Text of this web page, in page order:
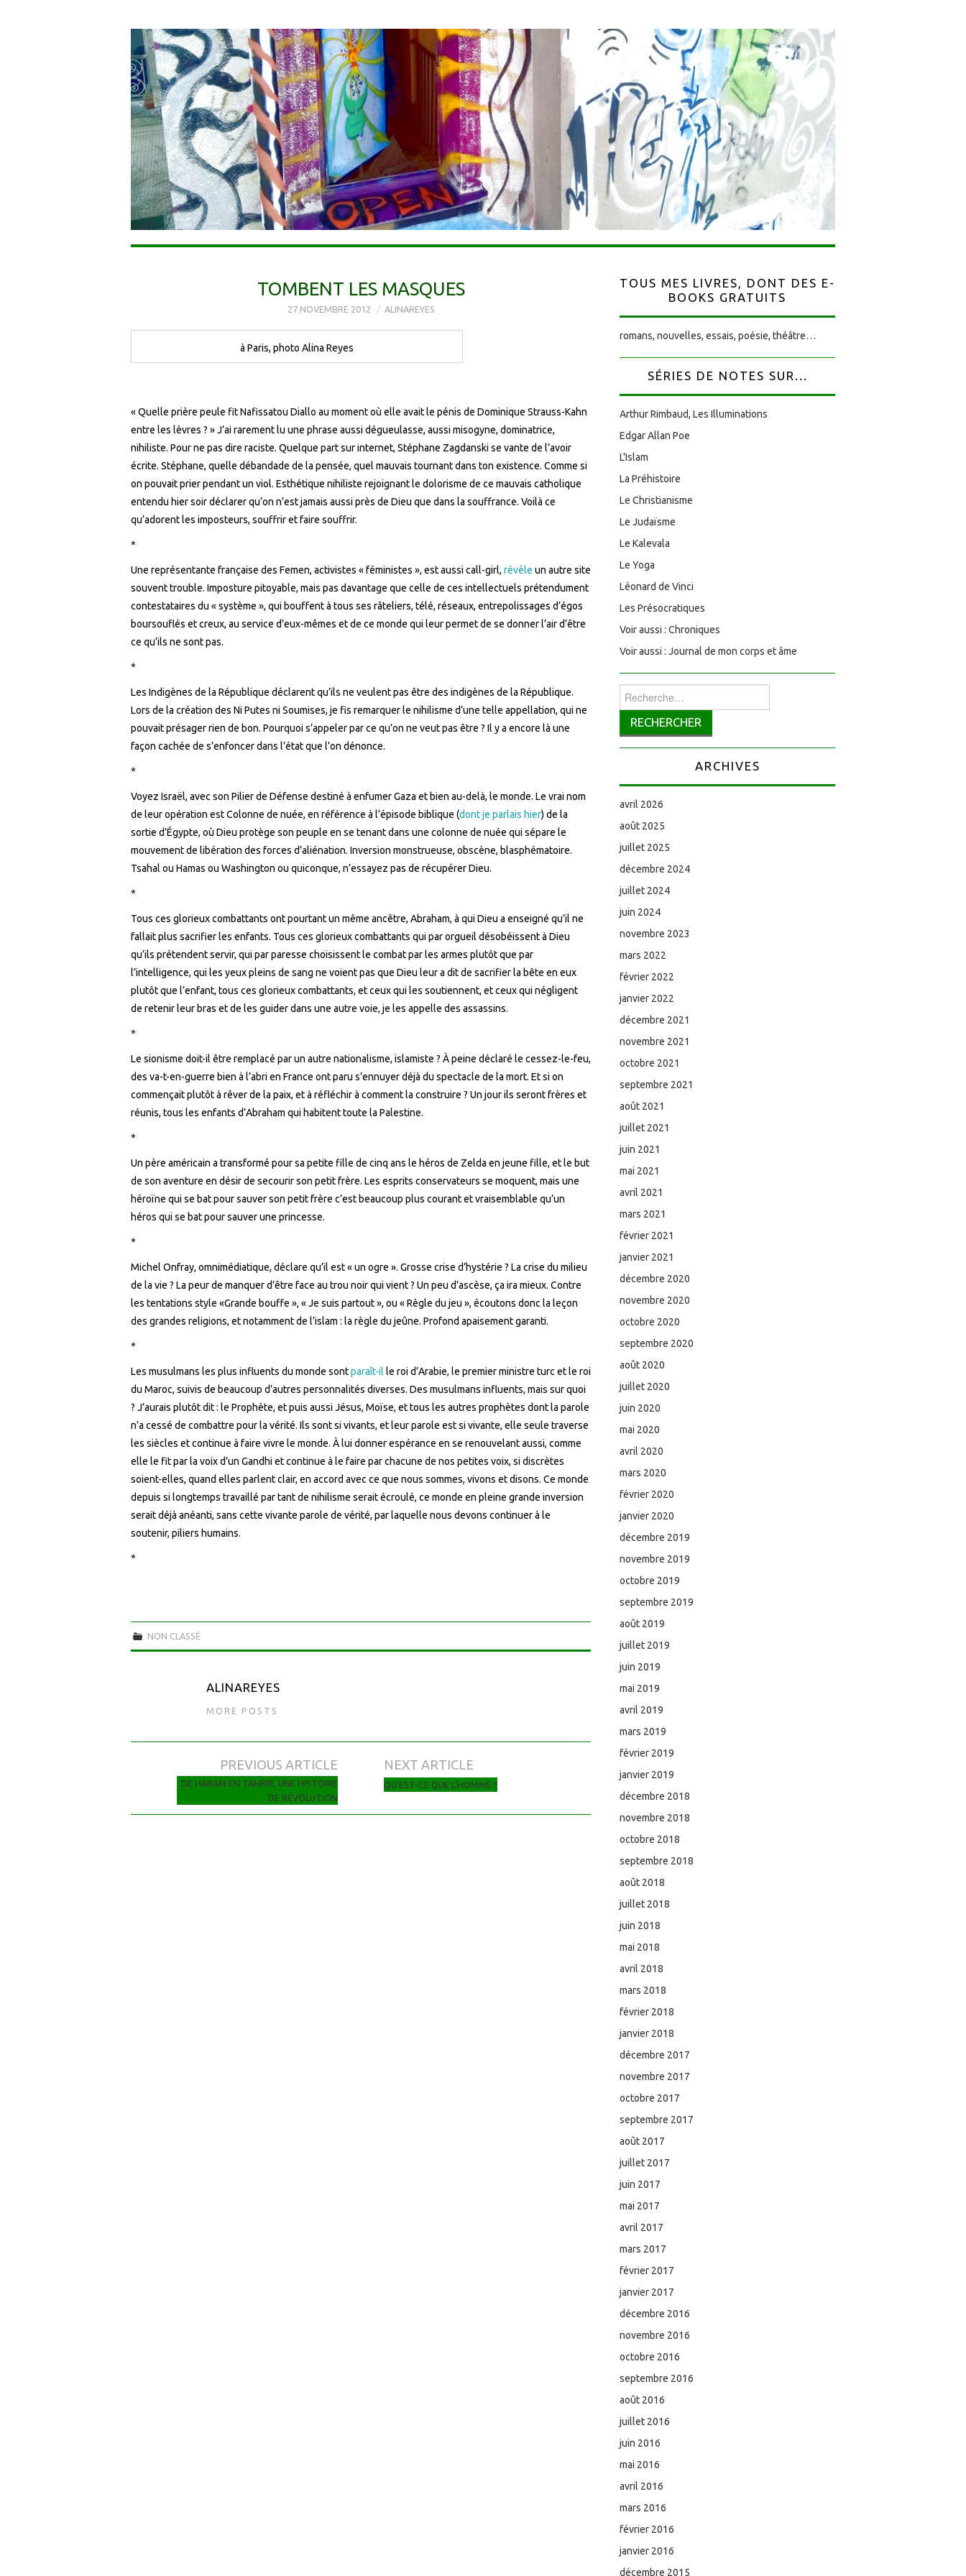
TOMBENT LES MASQUES
27 NOVEMBRE 2012 ALINAREYES
à Paris, photo Alina Reyes
« Quelle prière peule fit Nafissatou Diallo au moment où elle avait le pénis de Dominique Strauss-Kahn
entre les lèvres ? » J’ai rarement lu une phrase aussi dégueulasse, aussi misogyne, dominatrice,
nihiliste. Pour ne pas dire raciste. Quelque part sur internet, Stéphane Zagdanski se vante de l’avoir
écrite. Stéphane, quelle débandade de la pensée, quel mauvais tournant dans ton existence. Comme si
on pouvait prier pendant un viol. Esthétique nihiliste rejoignant le dolorisme de ce mauvais catholique
entendu hier soir déclarer qu’on n’est jamais aussi près de Dieu que dans la souffrance. Voilà ce
qu’adorent les imposteurs, souffrir et faire souffrir.
*
Une représentante française des Femen, activistes « féministes », est aussi call-girl, révèle un autre site
souvent trouble. Imposture pitoyable, mais pas davantage que celle de ces intellectuels prétendument
contestataires du « système », qui bouffent à tous ses râteliers, télé, réseaux, entrepolissages d’égos
boursouflés et creux, au service d’eux-mêmes et de ce monde qui leur permet de se donner l’air d’être
ce qu’ils ne sont pas.
*
Les Indigènes de la République déclarent qu’ils ne veulent pas être des indigènes de la République.
Lors de la création des Ni Putes ni Soumises, je fis remarquer le nihilisme d’une telle appellation, qui ne
pouvait présager rien de bon. Pourquoi s’appeler par ce qu’on ne veut pas être ? Il y a encore là une
façon cachée de s’enfoncer dans l’état que l’on dénonce.
*
Voyez Israël, avec son Pilier de Défense destiné à enfumer Gaza et bien au-delà, le monde. Le vrai nom
de leur opération est Colonne de nuée, en référence à l’épisode biblique (dont je parlais hier) de la
sortie d’Égypte, où Dieu protège son peuple en se tenant dans une colonne de nuée qui sépare le
mouvement de libération des forces d’aliénation. Inversion monstrueuse, obscène, blasphématoire.
Tsahal ou Hamas ou Washington ou quiconque, n’essayez pas de récupérer Dieu.
*
Tous ces glorieux combattants ont pourtant un même ancêtre, Abraham, à qui Dieu a enseigné qu’il ne
fallait plus sacrifier les enfants. Tous ces glorieux combattants qui par orgueil désobéissent à Dieu
qu’ils prétendent servir, qui par paresse choisissent le combat par les armes plutôt que par
l’intelligence, qui les yeux pleins de sang ne voient pas que Dieu leur a dit de sacrifier la bête en eux
plutôt que l’enfant, tous ces glorieux combattants, et ceux qui les soutiennent, et ceux qui négligent
de retenir leur bras et de les guider dans une autre voie, je les appelle des assassins.
*
Le sionisme doit-il être remplacé par un autre nationalisme, islamiste ? À peine déclaré le cessez-le-feu,
des va-t-en-guerre bien à l’abri en France ont paru s’ennuyer déjà du spectacle de la mort. Et si on
commençait plutôt à rêver de la paix, et à réfléchir à comment la construire ? Un jour ils seront frères et
réunis, tous les enfants d’Abraham qui habitent toute la Palestine.
*
Un père américain a transformé pour sa petite fille de cinq ans le héros de Zelda en jeune fille, et le but
de son aventure en désir de secourir son petit frère. Les esprits conservateurs se moquent, mais une
héroïne qui se bat pour sauver son petit frère c’est beaucoup plus courant et vraisemblable qu’un
héros qui se bat pour sauver une princesse.
*
Michel Onfray, omnimédiatique, déclare qu’il est « un ogre ». Grosse crise d’hystérie ? La crise du milieu
de la vie ? La peur de manquer d’être face au trou noir qui vient ? Un peu d’ascèse, ça ira mieux. Contre
les tentations style «Grande bouffe », « Je suis partout », ou « Règle du jeu », écoutons donc la leçon
des grandes religions, et notamment de l’islam : la règle du jeûne. Profond apaisement garanti.
*
Les musulmans les plus influents du monde sontparaît-il le roi d’Arabie, le premier ministre turc et le roi
du Maroc, suivis de beaucoup d’autres personnalités diverses. Des musulmans influents, mais sur quoi
? J’aurais plutôt dit : le Prophète, et puis aussi Jésus, Moïse, et tous les autres prophètes dont la parole
n’a cessé de combattre pour la vérité. Ils sont si vivants, et leur parole est si vivante, elle seule traverse
les siècles et continue à faire vivre le monde. À lui donner espérance en se renouvelant aussi, comme
elle le fit par la voix d’un Gandhi et continue à le faire par chacune de nos petites voix, si discrètes
soient-elles, quand elles parlent clair, en accord avec ce que nous sommes, vivons et disons. Ce monde
depuis si longtemps travaillé par tant de nihilisme serait écroulé, ce monde en pleine grande inversion
serait déjà anéanti, sans cette vivante parole de vérité, par laquelle nous devons continuer à le
soutenir, piliers humains.
*
NON CLASSÉ
ALINAREYES
MORE POSTS
Navigation des articles
PREVIOUS ARTICLE
DE HARAM EN TAHRIR, UNE HISTOIRE
DE RÉVOLUTION
NEXT ARTICLE
QU’EST-CE QUE L’HOMME ?
TOUS MES LIVRES, DONT DES E-
BOOKS GRATUITS
romans, nouvelles, essais, poésie, théâtre…
SÉRIES DE NOTES SUR...
Arthur Rimbaud, Les Illuminations
Edgar Allan Poe
L'Islam
La Préhistoire
Le Christianisme
Le Judaïsme
Le Kalevala
Le Yoga
Léonard de Vinci
Les Présocratiques
Voir aussi : Chroniques
Voir aussi : Journal de mon corps et âme
Rechercher :
ARCHIVES
avril 2026
août 2025
juillet 2025
décembre 2024
juillet 2024
juin 2024
novembre 2023
mars 2022
février 2022
janvier 2022
décembre 2021
novembre 2021
octobre 2021
septembre 2021
août 2021
juillet 2021
juin 2021
mai 2021
avril 2021
mars 2021
février 2021
janvier 2021
décembre 2020
novembre 2020
octobre 2020
septembre 2020
août 2020
juillet 2020
juin 2020
mai 2020
avril 2020
mars 2020
février 2020
janvier 2020
décembre 2019
novembre 2019
octobre 2019
septembre 2019
août 2019
juillet 2019
juin 2019
mai 2019
avril 2019
mars 2019
février 2019
janvier 2019
décembre 2018
novembre 2018
octobre 2018
septembre 2018
août 2018
juillet 2018
juin 2018
mai 2018
avril 2018
mars 2018
février 2018
janvier 2018
décembre 2017
novembre 2017
octobre 2017
septembre 2017
août 2017
juillet 2017
juin 2017
mai 2017
avril 2017
mars 2017
février 2017
janvier 2017
décembre 2016
novembre 2016
octobre 2016
septembre 2016
août 2016
juillet 2016
juin 2016
mai 2016
avril 2016
mars 2016
février 2016
janvier 2016
décembre 2015